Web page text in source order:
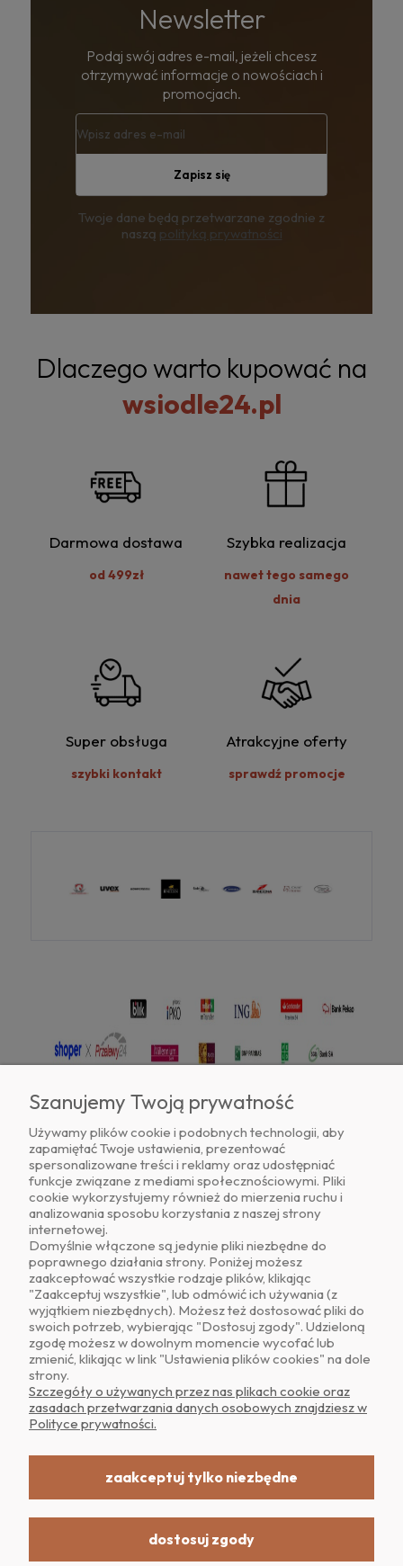
Newsletter
Podaj swój adres e-mail, jeżeli chcesz
otrzymywać informacje o nowościach i
promocjach.
Zapisz się
Twoje dane będą przetwarzane zgodnie z
naszą polityką prywatności
Dlaczego warto kupować na
wsiodle24.pl
Darmowa dostawa
od 499zł
Szybka realizacja
nawet tego samego
dnia
Super obsługa
szybki kontakt
Atrakcyjne oferty
sprawdź promocje
Znajdź nas na
O NAS
OBSŁUGA KLIENTA
POMOC
MOJE KONTO
Realizacja: Dpl Agency -Szablony Shoper
Szanujemy Twoją prywatność
Używamy plików cookie i podobnych technologii, aby
zapamiętać Twoje ustawienia, prezentować
spersonalizowane treści i reklamy oraz udostępniać
funkcje związane z mediami społecznościowymi. Pliki
cookie wykorzystujemy również do mierzenia ruchu i
analizowania sposobu korzystania z naszej strony
internetowej.
Domyślnie włączone są jedynie pliki niezbędne do
poprawnego działania strony. Poniżej możesz
zaakceptować wszystkie rodzaje plików, klikając
"Zaakceptuj wszystkie", lub odmówić ich używania (z
wyjątkiem niezbędnych). Możesz też dostosować pliki do
swoich potrzeb, wybierając "Dostosuj zgody". Udzieloną
zgodę możesz w dowolnym momencie wycofać lub
zmienić, klikając w link "Ustawienia plików cookies" na dole
strony.
Szczegóły o używanych przez nas plikach cookie oraz
zasadach przetwarzania danych osobowych znajdziesz w
Polityce prywatności.
zaakceptuj tylko niezbędne
dostosuj zgody